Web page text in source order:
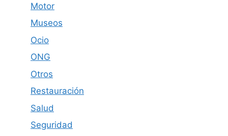
Motor
Museos
Ocio
ONG
Otros
Restauración
Salud
Seguridad